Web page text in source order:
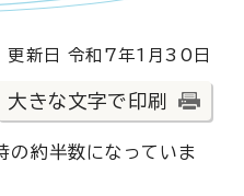
新日 令和7年1月30日
大きな文字で印刷
の約半数になっていま